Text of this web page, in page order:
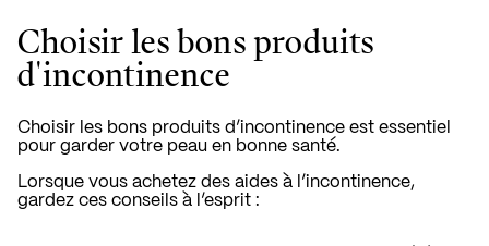
Choisir les bons produits
d'incontinence
Choisir les bons produits d’incontinence est essentiel
pour garder votre peau en bonne santé.
Lorsque vous achetez des aides à l’incontinence,
gardez ces conseils à l’esprit :